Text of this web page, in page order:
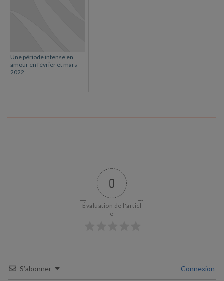
Une période intense en
amour en février et mars
2022
0
Évaluation de l'articl
e
S’abonner Connexion